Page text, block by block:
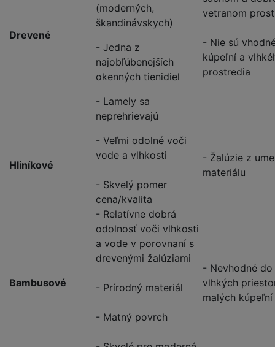
Drevené
(moderných,
škandinávskych)
- Jedna z
najobľúbenejších
okenných tienidiel
- Lamely sa
neprehrievajú
vetranom
- Nie sú
kúpeľní a
prostredia
Hliníkové
- Veľmi odolné voči
vode a vlhkosti
- Skvelý pomer
cena/kvalita
- Žalúzie z
materiálu
Bambusové
- Relatívne dobrá
odolnosť voči vlhkosti
a vode v porovnaní s
drevenými žalúziami
- Prírodný materiál
- Matný povrch
- Nevhodné
vlhkých
malých kúpeľní